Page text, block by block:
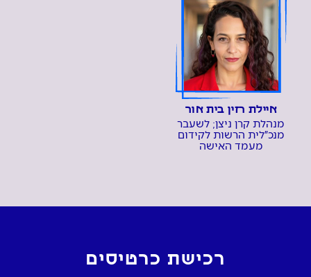
איילת רזין בית אור
מנהלת קרן ניצן; לשעבר
מנכ״לית הרשות לקידום
מעמד האישה
רכישת כרטיסים